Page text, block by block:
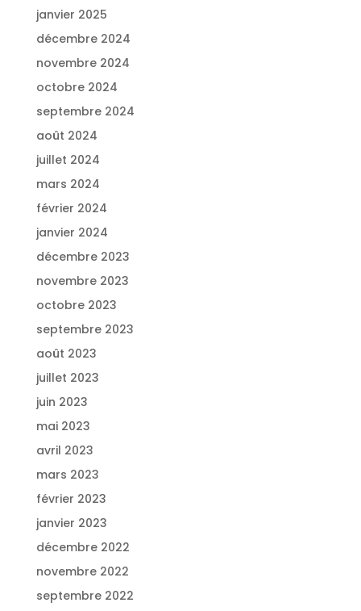
janvier 2025
décembre 2024
novembre 2024
octobre 2024
septembre 2024
août 2024
juillet 2024
mars 2024
février 2024
janvier 2024
décembre 2023
novembre 2023
octobre 2023
septembre 2023
août 2023
juillet 2023
juin 2023
mai 2023
avril 2023
mars 2023
février 2023
janvier 2023
décembre 2022
novembre 2022
septembre 2022